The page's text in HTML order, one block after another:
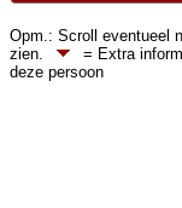
Opm.: Scroll eventueel
zien.
= Extra
deze persoon